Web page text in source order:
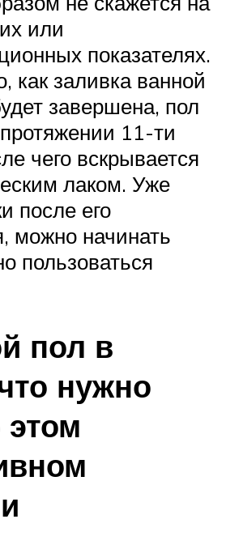
или
показателях.
как заливка ванной
завершена, пол
11-ти
чего вскрывается
лаком. Уже
после его
можно начинать
пользоваться
пол в
нужно
этом